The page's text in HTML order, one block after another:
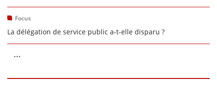
Focus
La délégation de service public a-t-elle disparu ?
...